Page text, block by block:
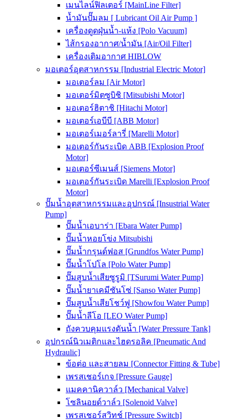
เมนไลน์ฟิลเตอร์ [MainLine Filter]
น้ำมันปั๊มลม [ Lubricant Oil Air Pump ]
เครื่องดูดฝุ่นน้ำ-แห้ง [Polo Vacuum]
ไส้กรองอากาศ/น้ำมัน [Air/Oil Filter]
เครื่องเติมอากาศ HIBLOW
มอเตอร์อุตสาหกรรม [Industrial Electric Motor]
มอเตอร์ลม [Air Motor]
มอเตอร์มิตซูบิชิ [Mitsubishi Motor]
มอเตอร์ฮิตาชิ [Hitachi Motor]
มอเตอร์เอบีบี [ABB Motor]
มอเตอร์เมอร์ลารี่ [Marelli Motor]
มอเตอร์กันระเบิด ABB [Explosion Proof
Motor]
มอเตอร์ซีเมนส์ [Siemens Motor]
มอเตอร์กันระเบิด Marelli [Explosion Proof
Motor]
ปั๊มน้ำอุตสาหกรรมและอุปกรณ์ [Insustrial Water
Pump]
ปั๊มน้ำเอบาร่า [Ebara Water Pump]
ปั๊มน้ำหอยโข่ง Mitsubishi
ปั๊มน้ำกรุนด์ฟอส [Grundfos Water Pump]
ปั๊มน้ำโปโล [Polo Water Pump]
ปั๊มสูบน้ำเสียซูรูมิ [TSurumi Water Pump]
ปั๊มน้ำยาเคมีซันโซ่ [Sanso Water Pump]
ปั๊มสูบน้ำเสียโชว์ฟู [Showfou Water Pump]
ปั๊มน้ำลีโอ [LEO Water Pump]
ถังควบคุมแรงดันน้ำ [Water Pressure Tank]
อุปกรณ์นิวเมติกและไฮดรอลิค [Pneumatic And
Hydraulic]
ข้อต่อ และสายลม [Connector Fitting & Tube]
เพรสเชอร์เกจ [Pressure Gauge]
แมคคานิควาล์ว [Mechanical Valve]
โซลินอยด์วาล์ว [Solenoid Valve]
เพรสเชอร์สวิทช์ [Pressure Switch]